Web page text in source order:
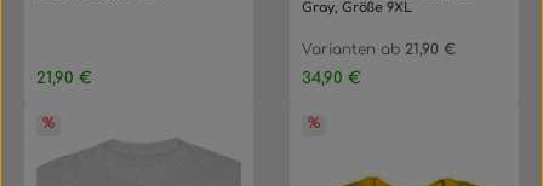
Regulärer Preis:
21,90 €
Gray, Größe 9XL
Varianten ab 21,90 €
Regulärer Preis:
34,90 €